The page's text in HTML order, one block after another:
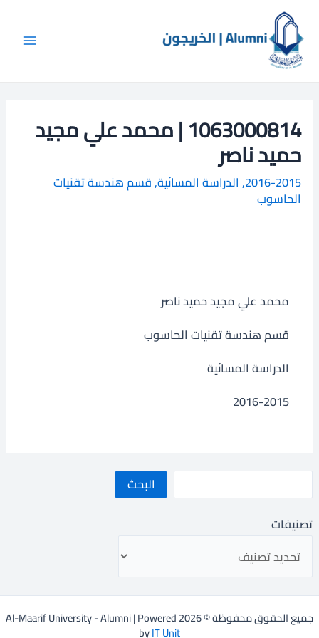
المحتوى
البحث
تصنيفات
1063000814 | محمد علي مجيد
حميد ناصر
2016-2015
, الدراسة المسائية,قسم هندسة تقنيات
الحاسوب
محمد علي مجيد حميد ناصر
قسم هندسة تقنيات الحاسوب
الدراسة المسائية
2016-2015
جميع الحقوق محفوظة © 2026 Al-Maarif University - Alumni | Powered
byIT Unit